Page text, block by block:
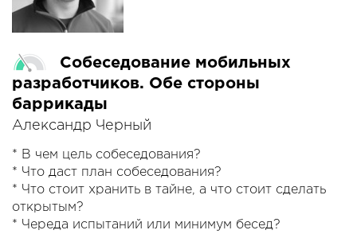
Собеседование мобильных
разработчиков. Обе стороны
баррикады
Александр Черный
* В чем цель собеседования?
* Что даст план собеседования?
* Что стоит хранить в тайне, а что стоит сделать
открытым?
* Череда испытаний или минимум бесед?